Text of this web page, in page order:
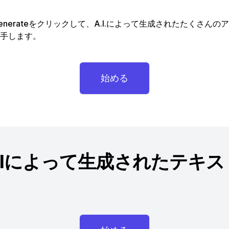
をクリックして、A.I.によって生成されたたくさんの
します。
始める
よって生成されたテキス